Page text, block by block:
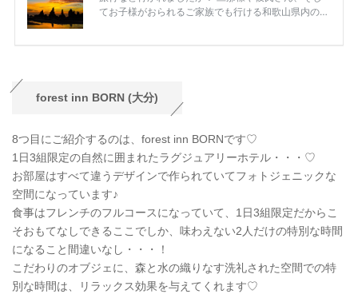
forest inn BORN (大分)
8つ目にご紹介するのは、forest inn BORNです♡
1日3組限定の自然に囲まれたラグジュアリーホテル・・・♡
お部屋はすべて違うデザインで作られていてフォトジェニックな
空間になっています♪
食事はフレンチのフルコースになっていて、1日3組限定だからこ
そおもてなしできるここでしか、味わえない2人だけの特別な時間
になること間違いなし・・・！
こだわりのオブジェに、森と水の織りなす洗礼された空間での特
別な時間は、リラックス効果を与えてくれます♡